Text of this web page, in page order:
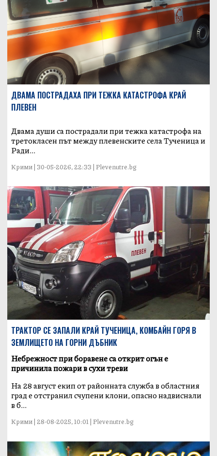
ДВАМА ПОСТРАДАХА ПРИ ТЕЖКА КАТАСТРОФА КРАЙ
ПЛЕВЕН
Двама души са пострадали при тежка катастрофа на
третокласен път между плевенските села Тученица и
Ради...
Крими | 30-05-2026, 22:33 | Plevenutre.bg
ТРАКТОР СЕ ЗАПАЛИ КРАЙ ТУЧЕНИЦА, КОМБАЙН ГОРЯ В
ЗЕМЛИЩЕТО НА ГОРНИ ДЪБНИК
Небрежност при боравене са открит огън е
причинила пожари в сухи треви
На 28 август екип от районната служба в областния
град е отстранил счупени клони, опасно надвиснали
в б...
Крими | 28-08-2025, 10:01 | Plevenutre.bg